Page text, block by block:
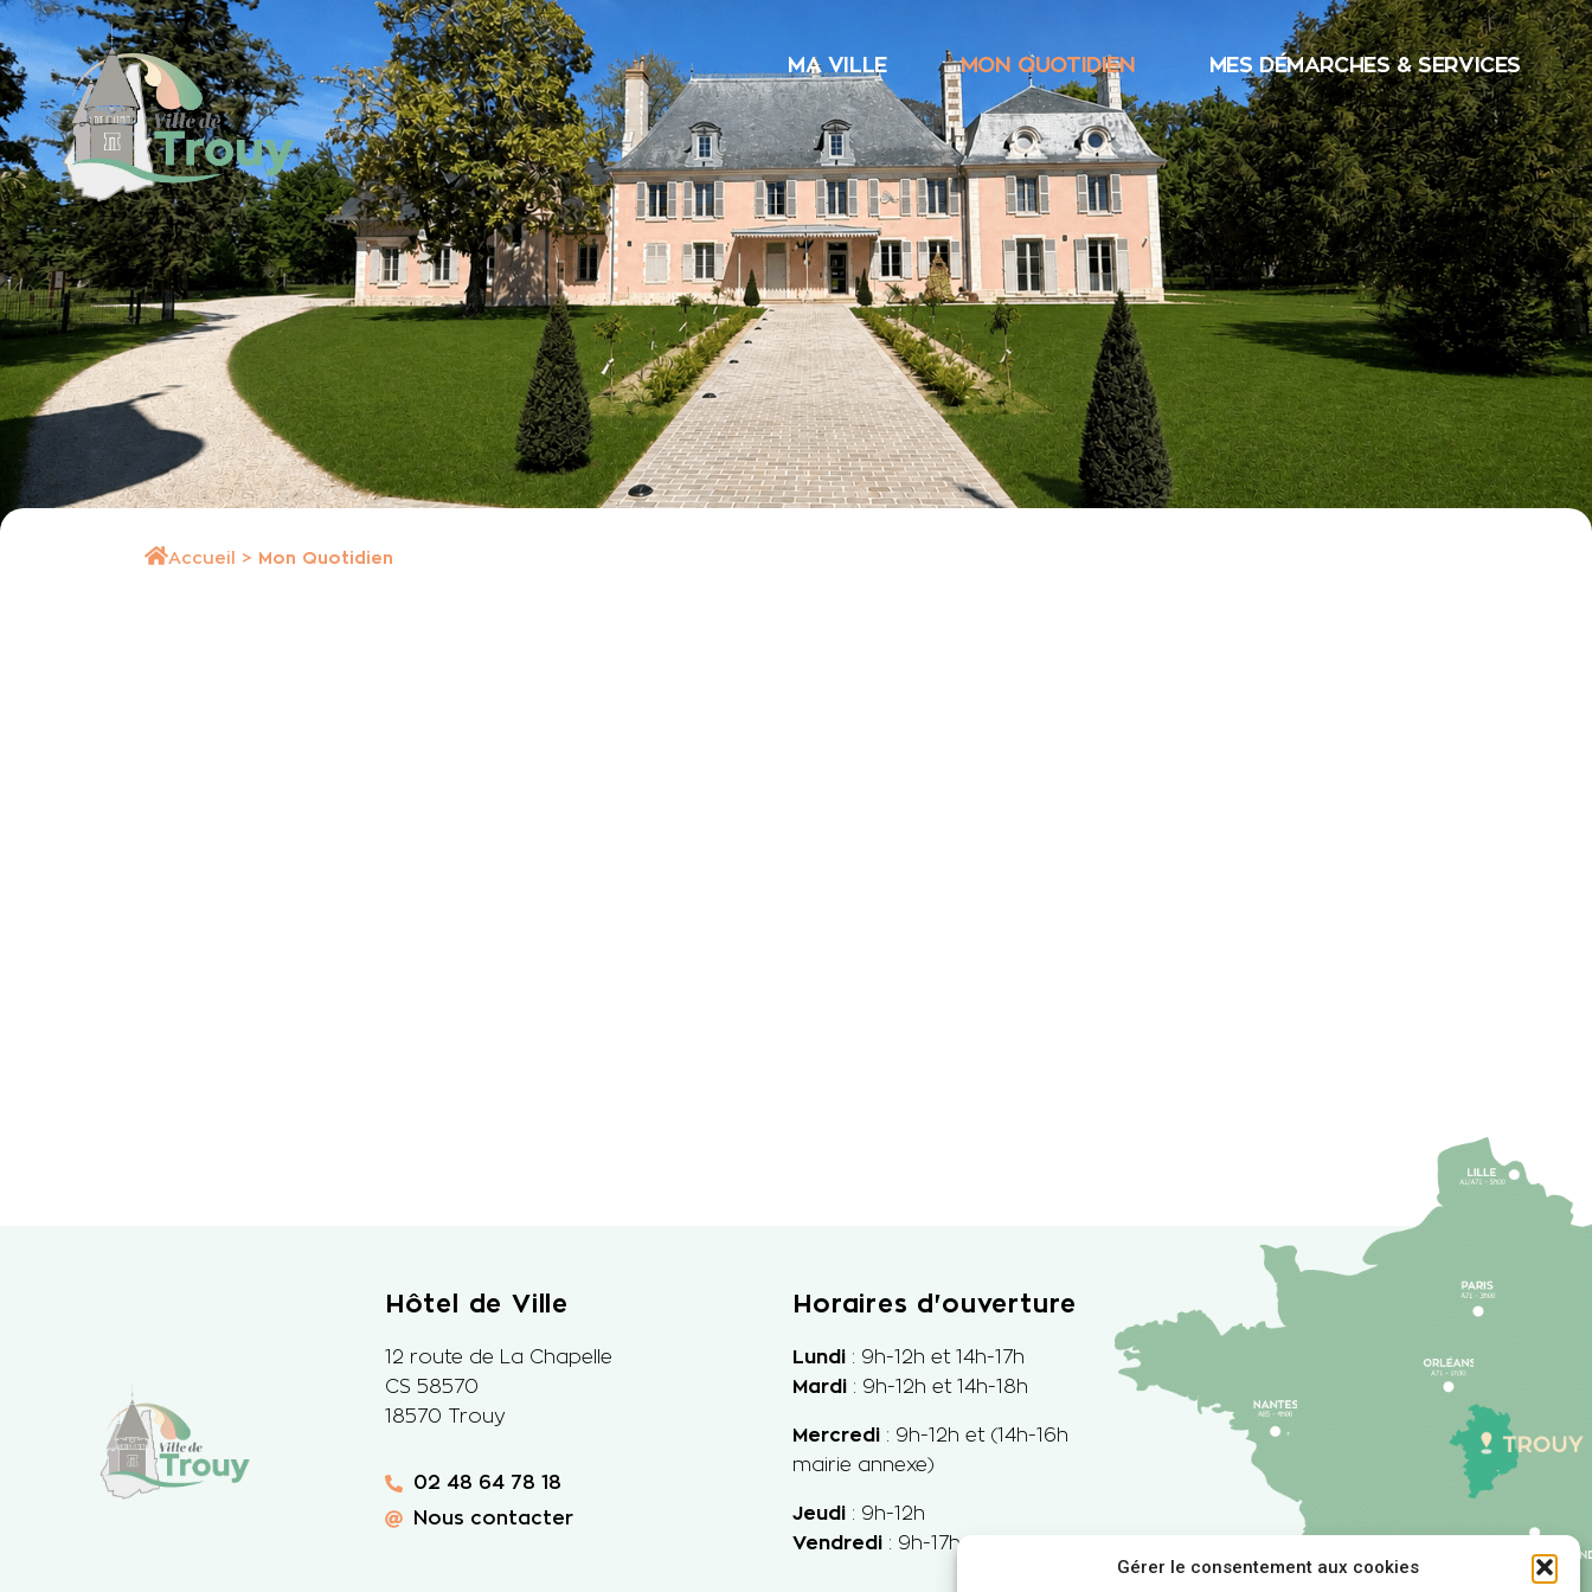
Gérer le consentement aux cookies
principal
MA VILLE MON QUOTIDIEN MES DÉMARCHES & SERVICES
Accueil > Mon Quotidien
Hôtel de Ville
12 route de La Chapelle
CS 58570
18570 Trouy
02 48 64 78 18
Nous contacter
Horaires d'ouverture
Lundi : 9h-12h et 14h-17h
Mardi : 9h-12h et 14h-18h
Mercredi : 9h-12h et (14h-16h
mairie annexe)
Jeudi : 9h-12h
Vendredi : 9h-17h